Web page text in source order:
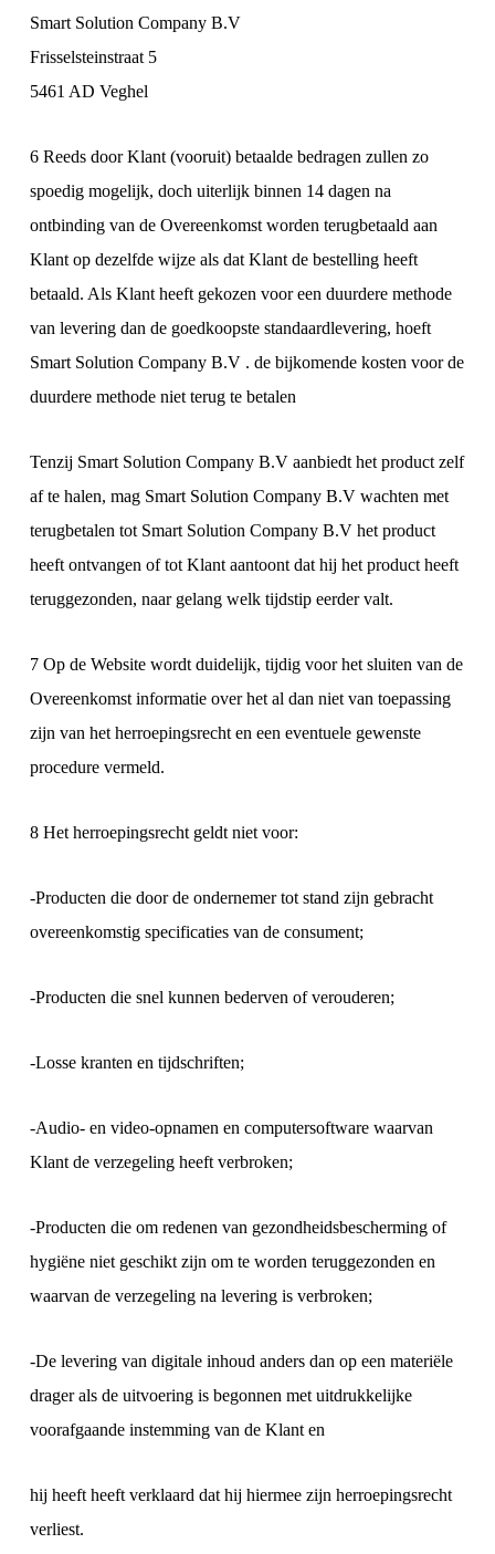
Smart Solution Company B.V
Frisselsteinstraat 5
5461 AD Veghel
6 Reeds door Klant (vooruit) betaalde bedragen zullen zo
spoedig mogelijk, doch uiterlijk binnen 14 dagen na
ontbinding van de Overeenkomst worden terugbetaald aan
Klant op dezelfde wijze als dat Klant de bestelling heeft
betaald. Als Klant heeft gekozen voor een duurdere methode
van levering dan de goedkoopste standaardlevering, hoeft
Smart Solution Company B.V . de bijkomende kosten voor de
duurdere methode niet terug te betalen
Tenzij Smart Solution Company B.V aanbiedt het product zelf
af te halen, mag Smart Solution Company B.V wachten met
terugbetalen tot Smart Solution Company B.V het product
heeft ontvangen of tot Klant aantoont dat hij het product heeft
teruggezonden, naar gelang welk tijdstip eerder valt.
7 Op de Website wordt duidelijk, tijdig voor het sluiten van de
Overeenkomst informatie over het al dan niet van toepassing
zijn van het herroepingsrecht en een eventuele gewenste
procedure vermeld.
8 Het herroepingsrecht geldt niet voor:
-Producten die door de ondernemer tot stand zijn gebracht
overeenkomstig specificaties van de consument;
-Producten die snel kunnen bederven of verouderen;
-Losse kranten en tijdschriften;
-Audio- en video-opnamen en computersoftware waarvan
Klant de verzegeling heeft verbroken;
-Producten die om redenen van gezondheidsbescherming of
hygiëne niet geschikt zijn om te worden teruggezonden en
waarvan de verzegeling na levering is verbroken;
-De levering van digitale inhoud anders dan op een materiële
drager als de uitvoering is begonnen met uitdrukkelijke
voorafgaande instemming van de Klant en
hij heeft heeft verklaard dat hij hiermee zijn herroepingsrecht
verliest.